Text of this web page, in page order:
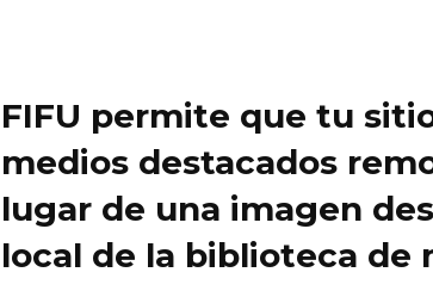
FIFU permite que tu
medios destacados
lugar de una imagen
local de la biblioteca de